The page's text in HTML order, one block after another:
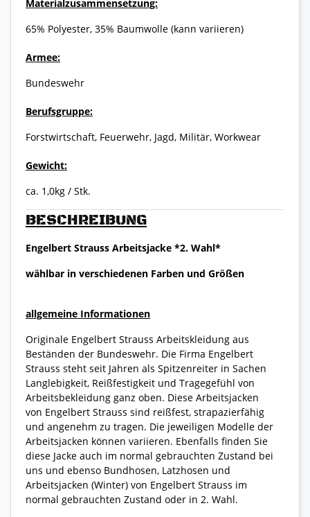
BESCHREIBUNG
Engelbert Strauss Arbeitsjacke *2. Wahl*
wählbar in verschiedenen Farben und Größen
allgemeine Informationen
Originale Engelbert Strauss Arbeitskleidung aus
Beständen der Bundeswehr. Die Firma Engelbert
Strauss steht seit Jahren als Spitzenreiter in Sachen
Langlebigkeit, Reißfestigkeit und Tragegefühl von
Arbeitsbekleidung ganz oben. Diese Arbeitsjacken
von Engelbert Strauss sind reißfest, strapazierfähig
und angenehm zu tragen. Die jeweiligen Modelle der
Arbeitsjacken können variieren. Ebenfalls finden Sie
diese Jacke auch im normal gebrauchten Zustand bei
uns und ebenso Bundhosen, Latzhosen und
Arbeitsjacken (Winter) von Engelbert Strauss im
normal gebrauchten Zustand oder in 2. Wahl.
Materialzusammensetzung:
65% Polyester, 35% Baumwolle (kann variieren)
Armee:
Bundeswehr
Berufsgruppe:
Forstwirtschaft, Feuerwehr, Jagd, Militär, Workwear
Gewicht:
ca. 1,0kg / Stk.